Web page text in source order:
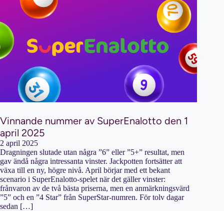
Vinnande nummer av SuperEnalotto den 1
april 2025
2 april 2025
Dragningen slutade utan några ”6” eller ”5+” resultat, men
gav ändå några intressanta vinster. Jackpotten fortsätter att
växa till en ny, högre nivå. April börjar med ett bekant
scenario i SuperEnalotto-spelet när det gäller vinster:
frånvaron av de två bästa priserna, men en anmärkningsvärd
”5” och en ”4 Star” från SuperStar-numren. För tolv dagar
sedan […]